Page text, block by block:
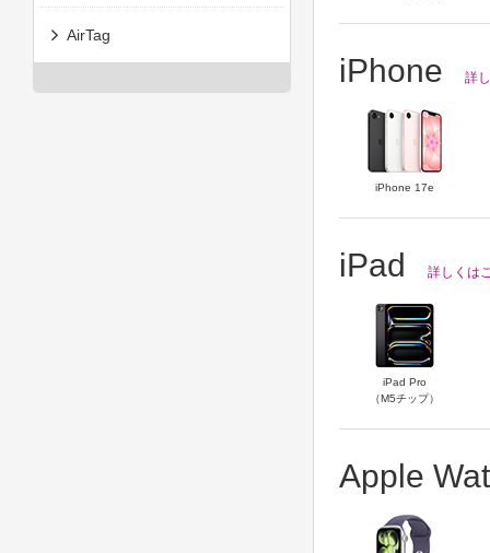
iPhone 詳
iPhone 17e
iPad 詳しくは
iPad Pro
（M5チップ）
Apple
AirTag